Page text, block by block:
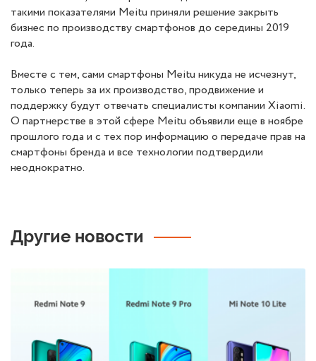
такими показателями Meitu приняли решение закрыть
бизнес по производству смартфонов до середины 2019
года.
Вместе с тем, сами смартфоны Meitu никуда не исчезнут,
только теперь за их производство, продвижение и
поддержку будут отвечать специалисты компании Xiaomi.
О партнерстве в этой сфере Meitu объявили еще в ноябре
прошлого года и с тех пор информацию о передаче прав на
смартфоны бренда и все технологии подтвердили
неоднократно.
Другие новости